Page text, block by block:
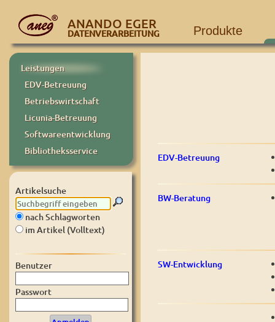
ANANDO EGER
DATENVERARBEITUNG Produkte
Leistungen
EDV-Betreuung
Betriebswirtschaft
Licunia-Betreuung
Softwareentwicklung
Bibliotheksservice
Artikelsuche
nach Schlagworten
im Artikel (Volltext)
Benutzer
Passwort
EDV-Betreuung
BW-Beratung
SW-Entwicklung